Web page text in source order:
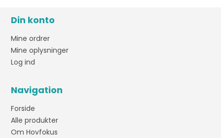
Din konto
Mine ordrer
Mine oplysninger
Log ind
Navigation
Forside
Alle produkter
Om Hovfokus